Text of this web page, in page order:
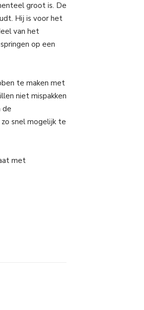
groot is. De
Hij is voor het
van het
op een
te maken met
niet mispakken
de
snel mogelijk te
met